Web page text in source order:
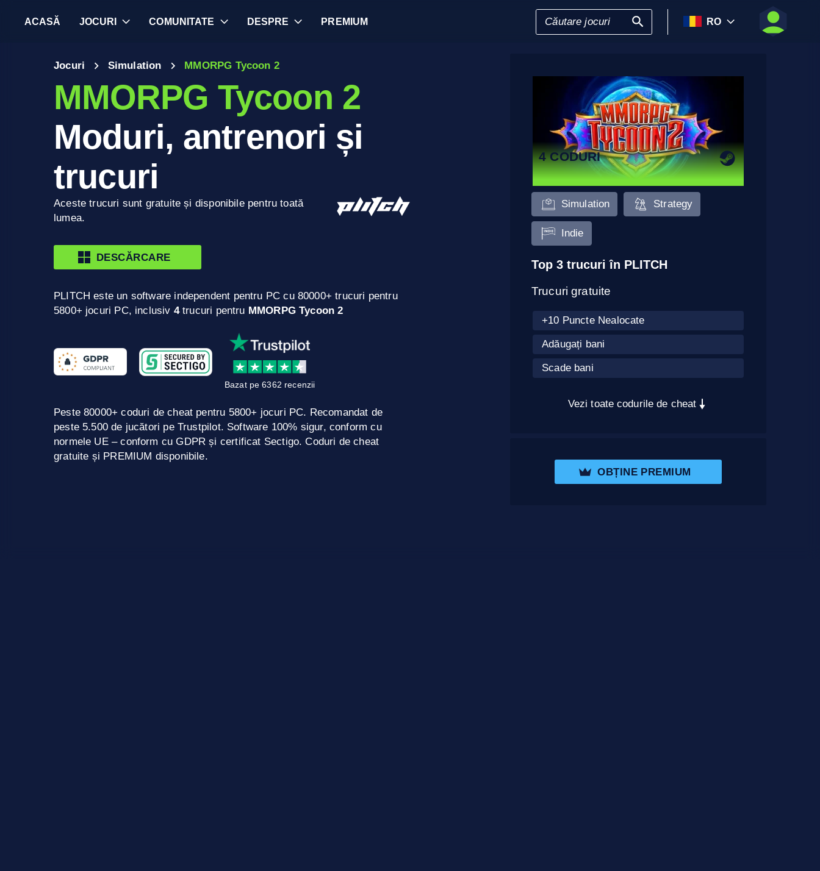
ACASĂ JOCURI COMUNITATE DESPRE PREMIUM RO
Jocuri Simulation MMORPG Tycoon 2
MMORPG Tycoon 2
Moduri, antrenori și
trucuri
Aceste trucuri sunt gratuite și disponibile pentru toată
lumea.
DESCĂRCARE
PLITCH este un software independent pentru PC cu 80000+ trucuri pentru
5800+ jocuri PC, inclusiv 4trucuri pentru MMORPG Tycoon 2
Bazat pe 6362 recenzii
Peste 80000+ coduri de cheat pentru 5800+ jocuri PC. Recomandat de
peste 5.500 de jucători pe Trustpilot. Software 100% sigur, conform cu
normele UE – conform cu GDPR și certificat Sectigo. Coduri de cheat
gratuite și PREMIUM disponibile.
4 CODURI
Simulation Strategy
Indie
Top 3 trucuri în PLITCH
Trucuri gratuite
+10 Puncte Nealocate
Adăugați bani
Scade bani
Vezi toate codurile de cheat
OBȚINE PREMIUM